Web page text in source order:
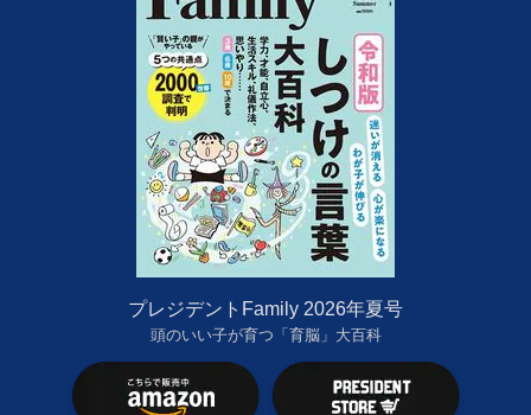
プレジデントFamily 2026年夏号
頭のいい子が育つ「育脳」大百科